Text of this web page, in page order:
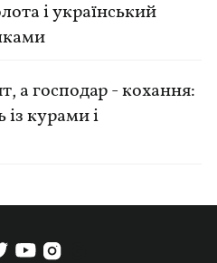
і український
а господар - кохання:
із курами і